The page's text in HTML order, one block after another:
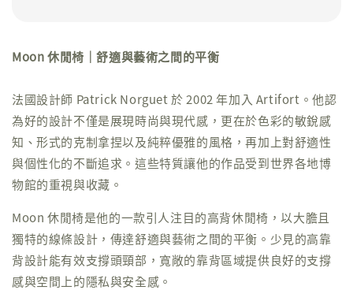
Moon 休閒椅｜舒適與藝術之間的平衡
法國設計師 Patrick Norguet 於 2002 年加入 Artifort。他認
為好的設計不僅是展現時尚與現代感，更在於色彩的敏銳感
知、形式的克制拿捏以及純粹優雅的風格，再加上對舒適性
與個性化的不斷追求。這些特質讓他的作品受到世界各地博
物館的重視與收藏。
Moon 休閒椅是他的一款引人注目的高背休閒椅，以大膽且
獨特的線條設計，傳達舒適與藝術之間的平衡。少見的高靠
背設計能有效支撐頭頸部，寬敞的靠背區域提供良好的支撐
感與空間上的隱私與安全感。